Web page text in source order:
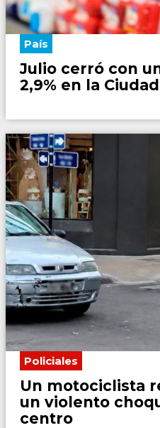
País
Julio cerró con
2,9% en la
Policiales
Un motociclista
un violento
centro